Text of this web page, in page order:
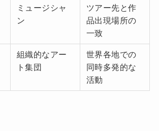
ミュージシャ
ン
ツアー先と作
品出現場所の
一致
組織的なアー
ト集団
世界各地での
同時多発的な
活動